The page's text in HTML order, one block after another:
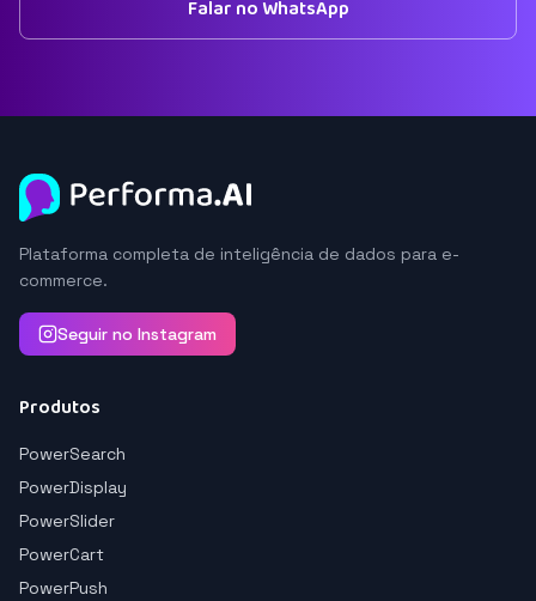
Falar no WhatsApp
Plataforma completa de inteligência de dados para e-
commerce.
Seguir no Instagram
Produtos
PowerSearch
PowerDisplay
PowerSlider
PowerCart
PowerPush